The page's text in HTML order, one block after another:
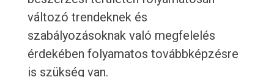
változó trendeknek és
szabályozásoknak való megfelelés
érdekében folyamatos továbbképzésre
is szükség van.